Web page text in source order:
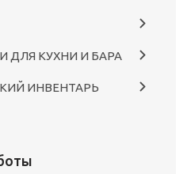
ДЛЯ КУХНИ И БАРА
ИНВЕНТАРЬ